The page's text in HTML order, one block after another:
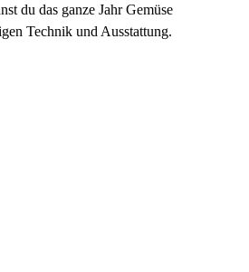
du das ganze Jahr Gemüse
Technik und Ausstattung.